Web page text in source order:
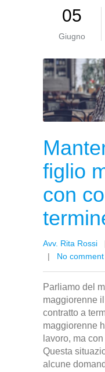
05
Giugno
figlio
con
Avv. Rita Rossi
| No comment
Parliamo del
maggiorenne
contratto a
maggiorenne
lavoro, ma
Questa
alcune